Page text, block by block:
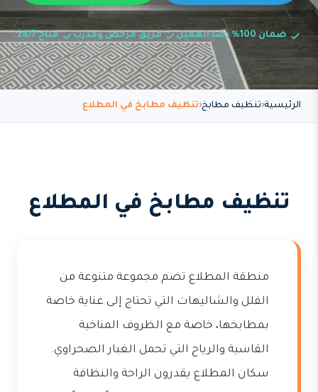
ضمان 100% رضا العميل فريق مرخص ومدرب متاح 24/7
الرئيسية تنظيف مطابخ تنظيف مطابخ في المطلاع
تنظيف مطابخ في المطلاع
منطقة المطلاع تضم مجموعة متنوعة من
الفلل والشاليهات التي تحتاج إلى عناية خاصة
بمطابخها، خاصة مع الظروف المناخية
القاسية والرياح التي تحمل الغبار الصحراوي.
سكان المطلاع يقدرون الراحة والنظافة